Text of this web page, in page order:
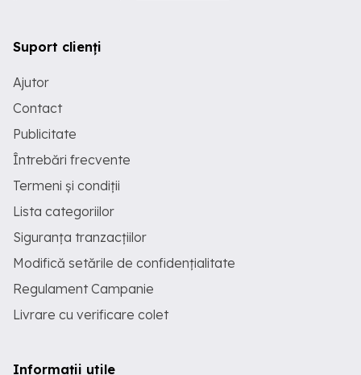
Suport clienți
Ajutor
Contact
Publicitate
Întrebări frecvente
Termeni și condiții
Lista categoriilor
Siguranța tranzacțiilor
Modifică setările de confidențialitate
Regulament Campanie
Livrare cu verificare colet
Informații utile